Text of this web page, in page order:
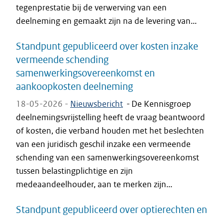
tegenprestatie bij de verwerving van een
deelneming en gemaakt zijn na de levering van...
Standpunt gepubliceerd over kosten inzake
vermeende schending
samenwerkingsovereenkomst en
aankoopkosten deelneming
18-05-2026 - Nieuwsbericht - De Kennisgroep
deelnemingsvrijstelling heeft de vraag beantwoord
of kosten, die verband houden met het beslechten
van een juridisch geschil inzake een vermeende
schending van een samenwerkingsovereenkomst
tussen belastingplichtige en zijn
medeaandeelhouder, aan te merken zijn...
Standpunt gepubliceerd over optierechten en